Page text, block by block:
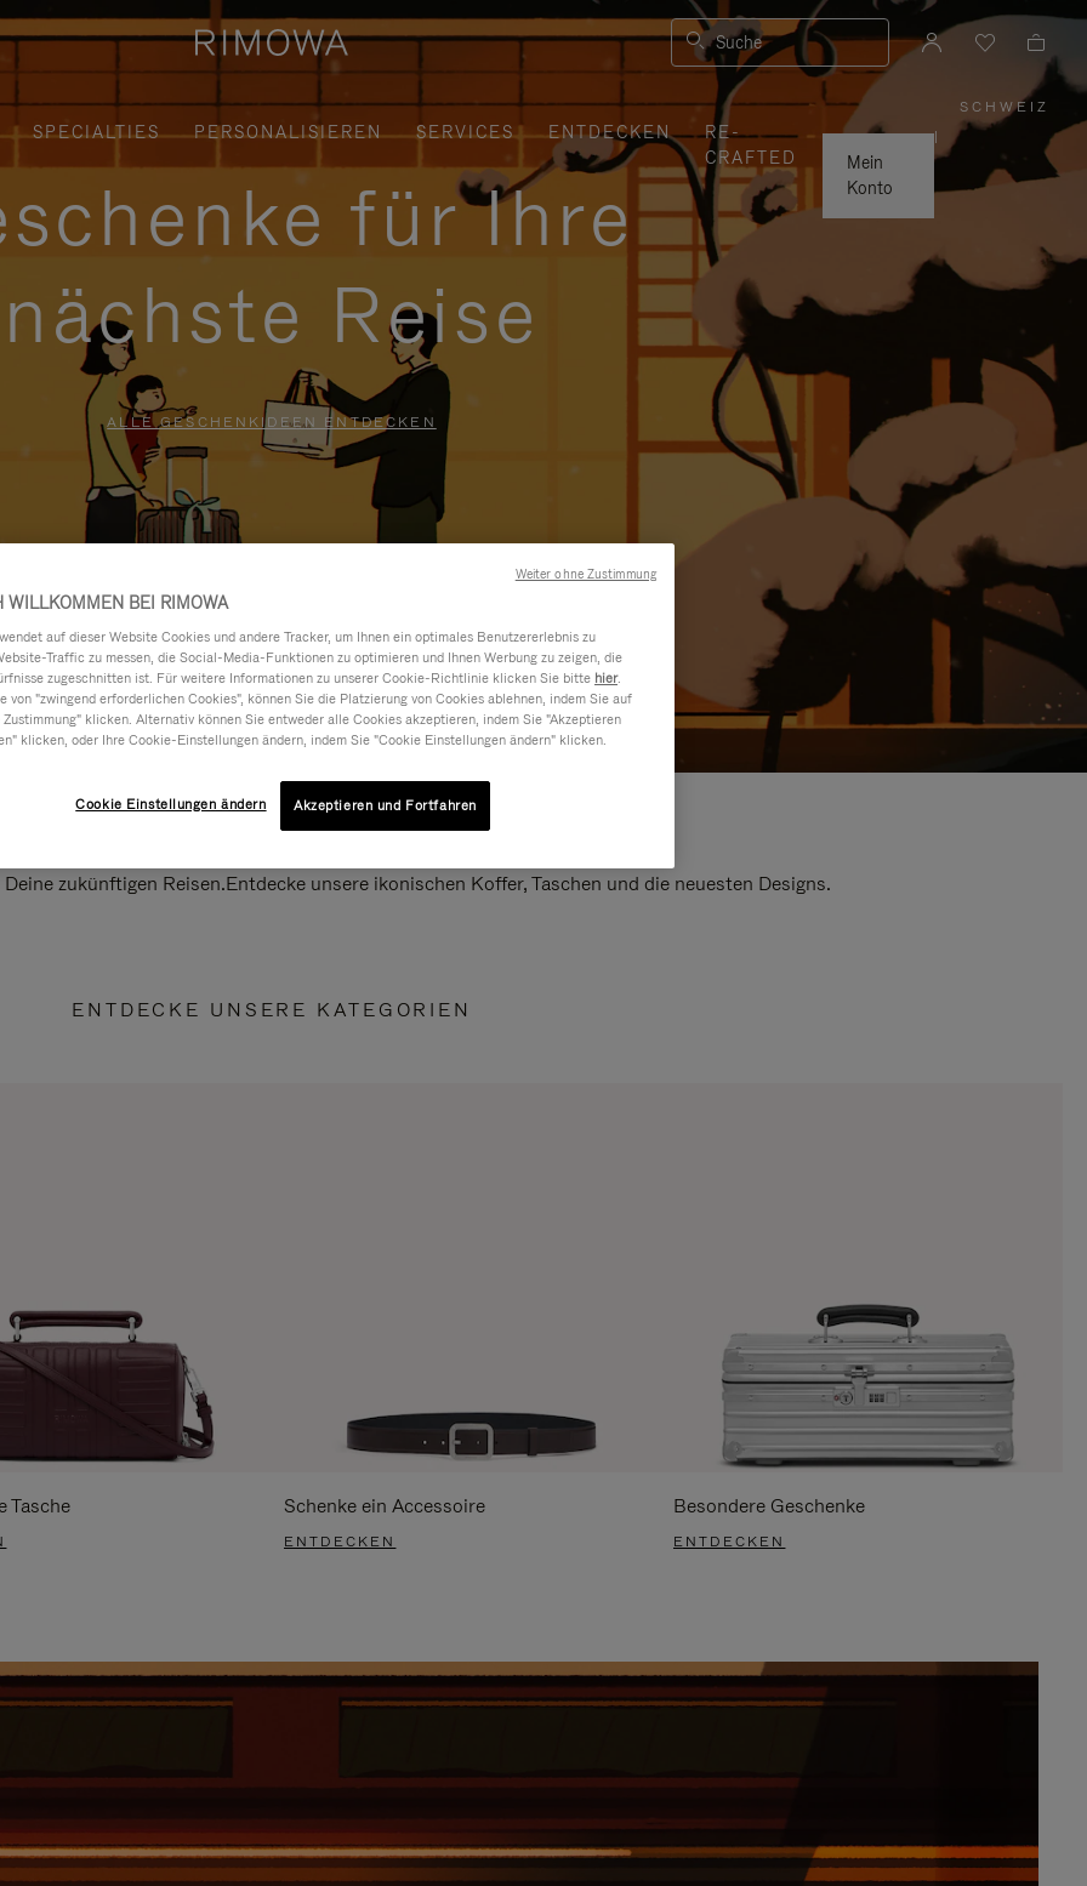
Suche
SPECIALTIES PERSONALISIEREN SERVICES ENTDECKEN
RE-
CRAFTED
Mein
Konto
SCHWEIZ
,
WÄHLEN
IHRE
REGION
AUS
|
für Ihre
nächste Reise
ALLE GESCHENKIDEEN ENTDECKEN
zukünftigen Reisen.Entdecke unsere ikonischen Koffer, Taschen und die neuesten Designs.
ENTDECKE UNSERE KATEGORIEN
Tasche Schenke ein Accessoire
ENTDECKEN
Besondere Geschenke
ENTDECKEN
WILLKOMMEN BEI RIMOWA
auf dieser Website Cookies und andere Tracker, um Ihnen ein optimales Benutzererlebnis zu
Traffic zu messen, die Social-Media-Funktionen zu optimieren und Ihnen Werbung zu zeigen, die
zugeschnitten ist. Für weitere Informationen zu unserer Cookie-Richtlinie klicken Sie bitte hier.
von "zwingend erforderlichen Cookies", können Sie die Platzierung von Cookies ablehnen, indem Sie auf
klicken. Alternativ können Sie entweder alle Cookies akzeptieren, indem Sie "Akzeptieren
klicken, oder Ihre Cookie-Einstellungen ändern, indem Sie "Cookie Einstellungen ändern" klicken.
Cookie Einstellungen ändern Akzeptieren und Fortfahren
Weiter ohne Zustimmung